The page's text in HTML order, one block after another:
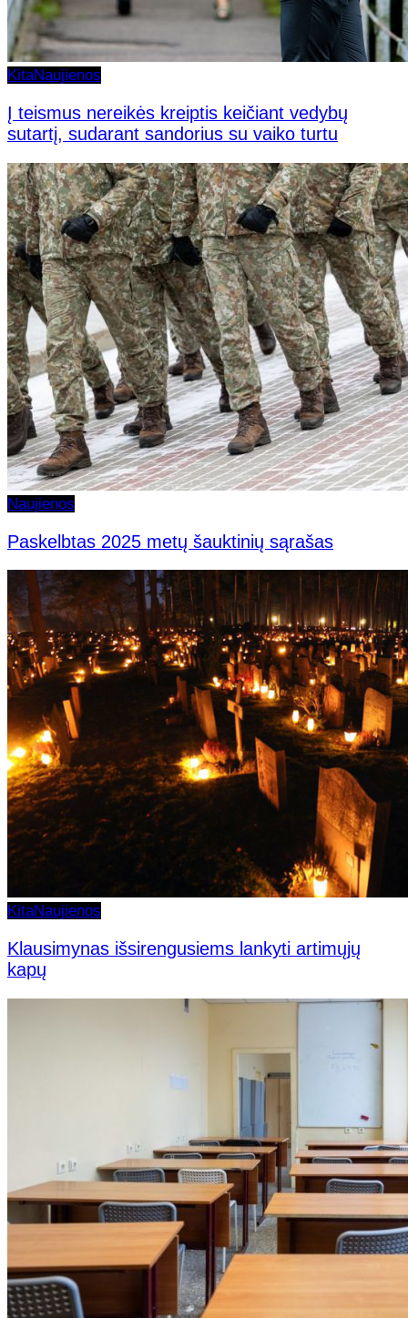
KitaNaujienos
Į teismus nereikės kreiptis keičiant vedybų
sutartį, sudarant sandorius su vaiko turtu
Naujienos
Paskelbtas 2025 metų šauktinių sąrašas
KitaNaujienos
Klausimynas išsirengusiems lankyti artimųjų
kapų